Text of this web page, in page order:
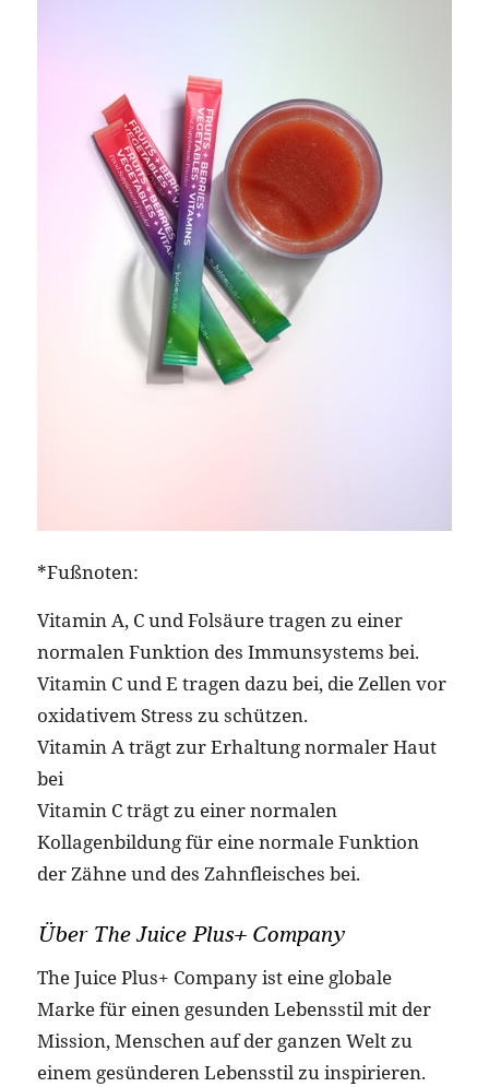
*Fußnoten:
Vitamin A, C und Folsäure tragen zu einer
normalen Funktion des Immunsystems bei.
Vitamin C und E tragen dazu bei, die Zellen vor
oxidativem Stress zu schützen.
Vitamin A trägt zur Erhaltung normaler Haut
bei
Vitamin C trägt zu einer normalen
Kollagenbildung für eine normale Funktion
der Zähne und des Zahnfleisches bei.
Über The Juice Plus+ Company
The Juice Plus+ Company ist eine globale
Marke für einen gesunden Lebensstil mit der
Mission, Menschen auf der ganzen Welt zu
einem gesünderen Lebensstil zu inspirieren.